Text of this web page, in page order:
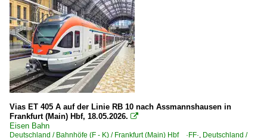
Strecken | KBS 300-399
350 Hannover – Kreiensen – Göttingen (–Kassel)
Strecken | KBS 400-499
465 Köln – Troisdorf – Neuwied – Niederlahnstein ·rechte
470 Köln – Bonn – Remagen – Koblenz ·linke
Vias ET 405 A auf der Linie RB 10 nach Assmannshausen in
Frankfurt (Main) Hbf, 18.05.2026. 
Eisen Bahn
Deutschland / Bahnhöfe (F - K) / Frankfurt (Main) Hbf ·FF·, Deutschland /